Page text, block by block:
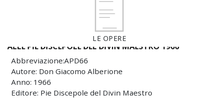
LE OPERE
ALLE PIE DISCEPOLE DEL DIVIN MAESTRO 1966
Abbreviazione:APD66
Autore: Don Giacomo Alberione
Anno: 1966
Editore: Pie Discepole del Divin Maestro